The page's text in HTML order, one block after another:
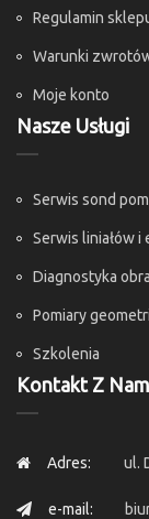
Regulamin
Warunki
Moje konto
Nasze Usługi
Serwis sond
Serwis liniałów i
Diagnostyka
Pomiary
Szkolenia
Kontakt Z
Adres: ul.
e-mail: